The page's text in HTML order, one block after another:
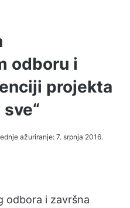
odboru i
projekta
ažuriranje: 7. srpnja 2016.
odbora i završna